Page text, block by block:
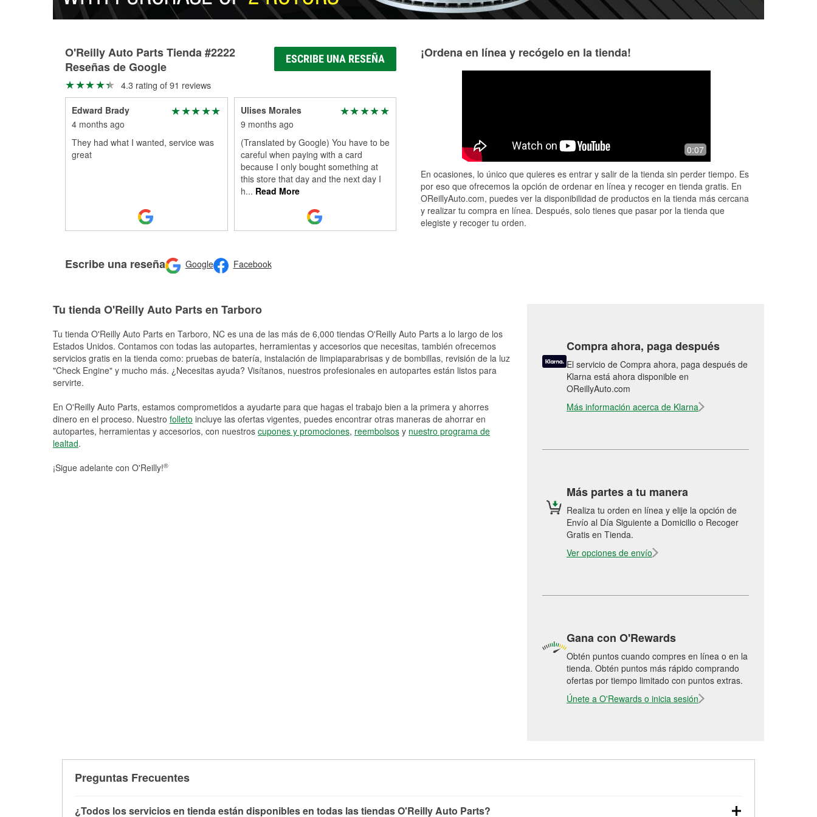
O'Reilly Auto Parts Tienda #2222
Reseñas de Google
ESCRIBE UNA RESEÑA
4.3 rating of 91 reviews
Edward Brady
4 months ago
They had what I wanted, service was
great
Ulises Morales
9 months ago
(Translated by Google) You have to be
careful when paying with a card
because I only bought something at
this store that day and the next day I
h... Read More
Escribe una reseña Google Facebook
¡Ordena en línea y recógelo en la tienda!
0:07
En ocasiones, lo único que quieres es entrar y salir de la tienda sin perder tiempo. Es
por eso que ofrecemos la opción de ordenar en línea y recoger en tienda gratis. En
OReillyAuto.com, puedes ver la disponibilidad de productos en la tienda más cercana
y realizar tu compra en línea. Después, solo tienes que pasar por la tienda que
elegiste y recoger tu orden.
Tu tienda O'Reilly Auto Parts en Tarboro
Tu tienda O'Reilly Auto Parts en Tarboro, NC es una de las más de 6,000 tiendas O'Reilly Auto Parts a lo largo de los
Estados Unidos. Contamos con todas las autopartes, herramientas y accesorios que necesitas, también ofrecemos
servicios gratis en la tienda como: pruebas de batería, instalación de limpiaparabrisas y de bombillas, revisión de la luz
"Check Engine" y mucho más. ¿Necesitas ayuda? Visítanos, nuestros profesionales en autopartes están listos para
servirte.
En O'Reilly Auto Parts, estamos comprometidos a ayudarte para que hagas el trabajo bien a la primera y ahorres
dinero en el proceso. Nuestro folleto incluye las ofertas vigentes, puedes encontrar otras maneras de ahorrar en
autopartes, herramientas y accesorios, con nuestros cupones y promociones, reembolsos y nuestro programa de
lealtad.
¡Sigue adelante con O'Reilly!®
Compra ahora, paga después
El servicio de Compra ahora, paga después de
Klarna está ahora disponible en
OReillyAuto.com
Más información acerca de Klarna
Más partes a tu manera
Realiza tu orden en línea y elije la opción de
Envío al Día Siguiente a Domicilio o Recoger
Gratis en Tienda.
Ver opciones de envío
Gana con O'Rewards
Obtén puntos cuando compres en línea o en la
tienda. Obtén puntos más rápido comprando
ofertas por tiempo limitado con puntos extras.
Únete a O'Rewards o inicia sesión
Preguntas Frecuentes
¿Todos los servicios en tienda están disponibles en todas las tiendas O'Reilly Auto Parts?